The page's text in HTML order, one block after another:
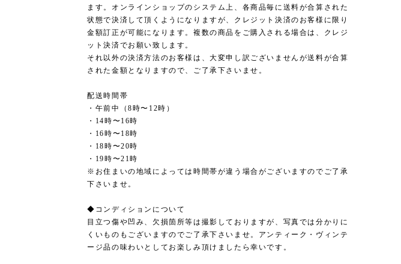
ます。オンラインショップのシステム上、各商品毎に送料が合算された
状態で決済して頂くようになりますが、クレジット決済のお客様に限り
金額訂正が可能になります。複数の商品をご購入される場合は、クレジ
ット決済でお願い致します。
それ以外の決済方法のお客様は、大変申し訳ございませんが送料が合算
された金額となりますので、ご了承下さいませ。
配送時間帯
・午前中（8時〜12時）
・14時〜16時
・16時〜18時
・18時〜20時
・19時〜21時
※お住まいの地域によっては時間帯が違う場合がございますのでご了承
下さいませ。
◆コンディションについて
目立つ傷や凹み、欠損箇所等は撮影しておりますが、写真では分かりに
くいものもございますのでご了承下さいませ。アンティーク・ヴィンテ
ージ品の味わいとしてお楽しみ頂けましたら幸いです。